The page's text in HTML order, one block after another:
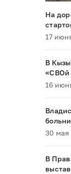
На
17
В
«СВОй
их
16
30 мая
В